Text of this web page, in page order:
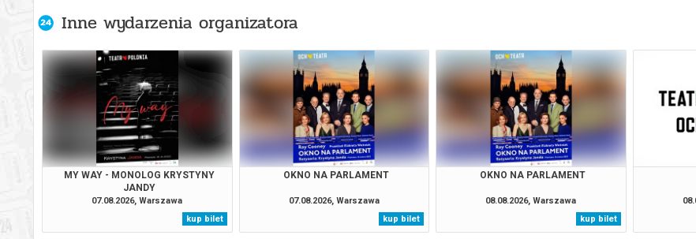
Inne wydarzenia organizatora
MY WAY - MONOLOG KRYSTYNY
JANDY
07.08.2026, Warszawa
kup bilet
OKNO NA PARLAMENT
07.08.2026, Warszawa
kup bilet
OKNO NA PARLAMENT
08.08.2026, Warszawa
kup bilet